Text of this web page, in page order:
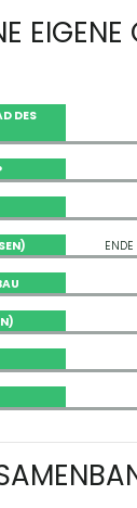
EIGENE
DES
ENDE